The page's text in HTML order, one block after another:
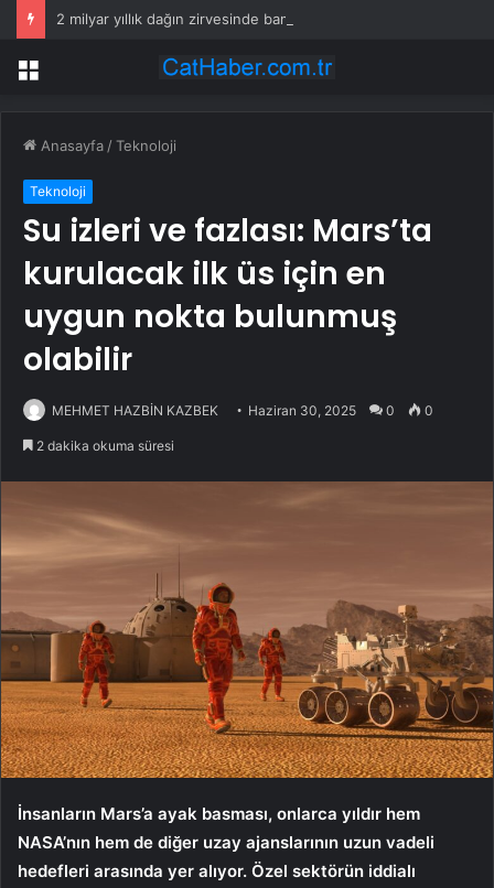
2 milyar yıllık dağın zirvesinde bambaşka bir dünya var
Menü
Anasayfa /Teknoloji
Teknoloji
Su izleri ve fazlası: Mars’ta
kurulacak ilk üs için en
uygun nokta bulunmuş
olabilir
MEHMET HAZBİN KAZBEK Haziran 30, 2025 0 0
2 dakika okuma süresi
İnsanların Mars’a ayak basması, onlarca yıldır hem
NASA’nın hem de diğer uzay ajanslarının uzun vadeli
hedefleri arasında yer alıyor. Özel sektörün iddialı